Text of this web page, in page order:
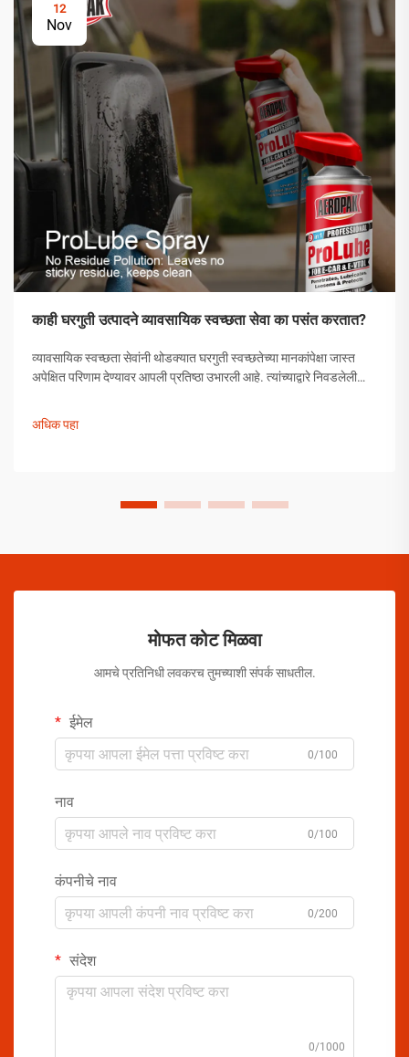
12
Nov
काही घरगुती उत्पादने व्यावसायिक स्वच्छता सेवा का पसंत करतात?
व्यावसायिक स्वच्छता सेवांनी थोडक्यात घरगुती स्वच्छतेच्या मानकांपेक्षा जास्त
अपेक्षित परिणाम देण्यावर आपली प्रतिष्ठा उभारली आहे. त्यांच्याद्वारे निवडलेली
काळजीपूर्वक निवडलेली उपाययोजना आहेत.
अधिक पहा
मोफत कोट मिळवा
आमचे प्रतिनिधी लवकरच तुमच्याशी संपर्क साधतील.
ईमेल
0/100
नाव
0/100
कंपनीचे नाव
0/200
संदेश
0/1000